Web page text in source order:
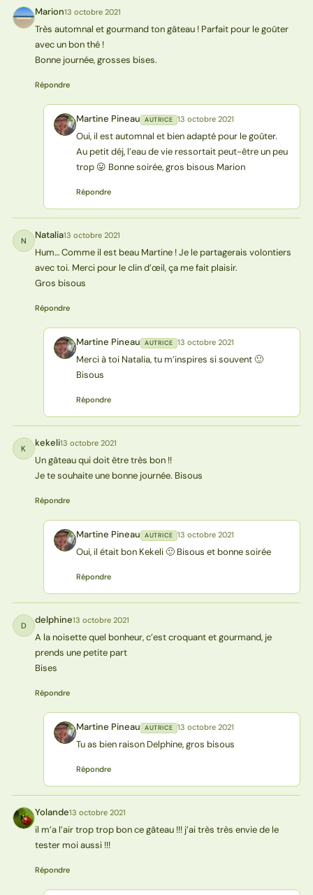
M Marion13 octobre 2021
Très automnal et gourmand ton gâteau ! Parfait pour le goûter
avec un bon thé !
Bonne journée, grosses bises.
Répondre
MP Martine Pineau AUTRICE 13 octobre 2021
Oui, il est automnal et bien adapté pour le goûter.
Au petit déj, l’eau de vie ressortait peut-être un peu
trop 😛 Bonne soirée, gros bisous Marion
Répondre
N Natalia13 octobre 2021
Hum… Comme il est beau Martine ! Je le partagerais volontiers
avec toi. Merci pour le clin d’œil, ça me fait plaisir.
Gros bisous
Répondre
MP Martine Pineau AUTRICE 13 octobre 2021
Merci à toi Natalia, tu m’inspires si souvent 🙂
Bisous
Répondre
K kekeli13 octobre 2021
Un gâteau qui doit être très bon !!
Je te souhaite une bonne journée. Bisous
Répondre
MP Martine Pineau AUTRICE 13 octobre 2021
Oui, il était bon Kekeli 🙂 Bisous et bonne soirée
Répondre
D delphine13 octobre 2021
A la noisette quel bonheur, c’est croquant et gourmand, je
prends une petite part
Bises
Répondre
MP Martine Pineau AUTRICE 13 octobre 2021
Tu as bien raison Delphine, gros bisous
Répondre
Y Yolande13 octobre 2021
il m’a l’air trop trop bon ce gâteau !!! j’ai très très envie de le
tester moi aussi !!!
Répondre